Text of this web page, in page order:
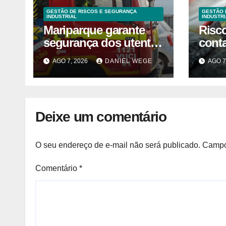
GESTÃO DE RISCOS E SEGURANÇA
INDUSTRIAL
Mariparque garante
segurança dos utentes
após acidente –
Observador
AGO 7, 2026 DANIEL WEGE
GESTÃO
AGO
Deixe um comentário
O seu endereço de e-mail não será publicado.
Comentário *